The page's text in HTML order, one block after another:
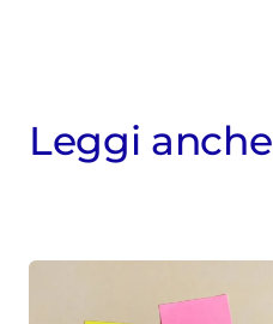
Leggi anche